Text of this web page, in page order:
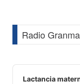
Radio
Audio
Player
Lactancia